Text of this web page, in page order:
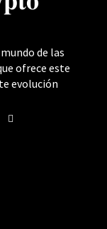
de las
ofrece este
evolución